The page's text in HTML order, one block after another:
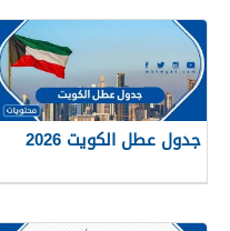
جدول عطل الكويت 2026